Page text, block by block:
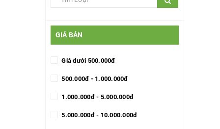
GIÁ BÁN
Giá dưới 500.000đ
500.000đ - 1.000.000đ
1.000.000đ - 5.000.000đ
5.000.000đ - 10.000.000đ